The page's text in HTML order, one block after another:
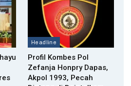
Headline
Profil Kombes Pol
Zefanja Honpry Dapas,
Akpol 1993, Pecah